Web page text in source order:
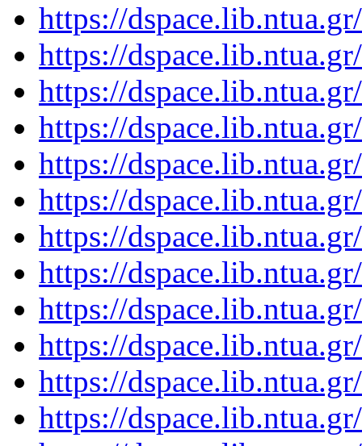
https://
https://
https://
https://
https://
https://
https://
https://
https://
https://
https://
https://